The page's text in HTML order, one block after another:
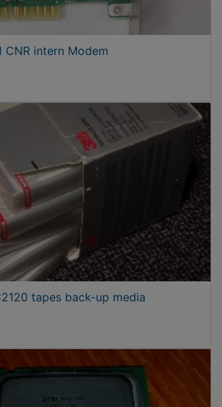
CNR intern Modem
tapes back-up media